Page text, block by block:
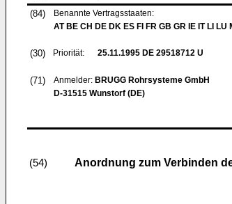
(84)
Benannte Vertragsstaaten:
AT BE CH DE DK ES FI FR GB GR IE IT LI LU
(30) Priorität: 25.11.1995 DE 29518712 U
(71) Anmelder: BRUGG Rohrsysteme GmbH
D-31515 Wunstorf (DE)
(54) Anordnung zum Verbinden